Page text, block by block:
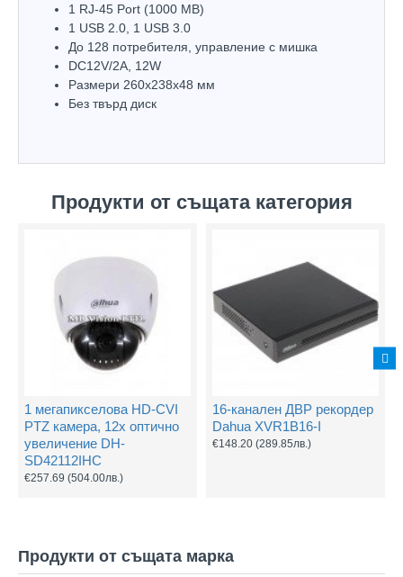
1 RJ-45 Port (1000 MB)
1 USB 2.0, 1 USB 3.0
До 128 потребителя, управление с мишка
DC12V/2A, 12W
Размери 260x238х48 мм
Без твърд диск
Продукти от същата категория
1 мегапикселова HD-CVI
PTZ камера, 12х оптично
увеличение DH-
SD42112IHC
€257.69 (504.00лв.)
16-канален ДВР рекордер
Dahua XVR1B16-I
€148.20 (289.85лв.)
Продукти от същата марка